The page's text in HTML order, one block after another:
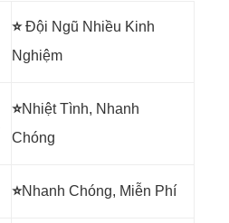
⭐Đội Ngũ Nhiều Kinh
Nghiệm
⭐Nhiệt Tình, Nhanh
Chóng
⭐Nhanh Chóng, Miễn Phí